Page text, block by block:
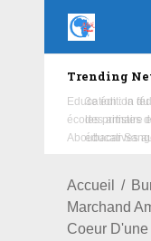
Trending
Education : la
écoles primaire
Aboubacar
Accueil
Marchand
Coeur